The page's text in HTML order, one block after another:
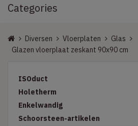
Categories
Diversen Vloerplaten
Glas
Glazen vloerplaat zeskant 90x90 cm
ISOduct
Holetherm
Enkelwandig
Schoorsteen-artikelen